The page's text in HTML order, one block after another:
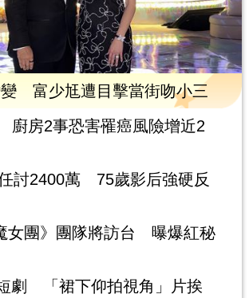
富少尪遭目擊當街吻小三
房2事恐害罹癌風險增近2
討2400萬 75歲影后強硬反
女團》團隊將訪台 曝爆紅秘
劇 「裙下仰拍視角」片挨